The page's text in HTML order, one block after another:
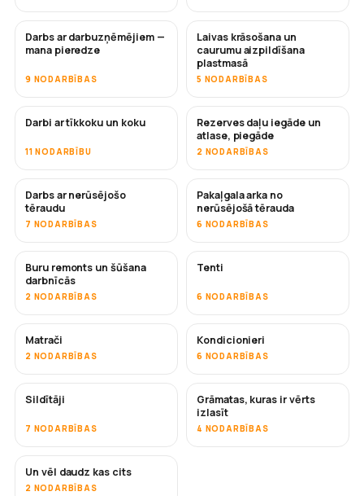
DRĪZUMĀ
Darbs ar darbuzņēmējiem —
mana pieredze
9 NODARBĪBAS
DRĪZUMĀ
Laivas krāsošana un
caurumu aizpildīšana
plastmasā
5 NODARBĪBAS
Darbi ar tīkkoku un koku
11 NODARBĪBU
DRĪZUMĀ
Rezerves daļu iegāde un
atlase, piegāde
2 NODARBĪBAS
DRĪZUMĀ
Darbs ar nerūsējošo
tēraudu
7 NODARBĪBAS
Pakaļgala arka no
nerūsējošā tērauda
6 NODARBĪBAS
DRĪZUMĀ
Buru remonts un šūšana
darbnīcās
2 NODARBĪBAS
Tenti
6 NODARBĪBAS
Matrači
2 NODARBĪBAS
DRĪZUMĀ
Kondicionieri
6 NODARBĪBAS
DRĪZUMĀ
Sildītāji
7 NODARBĪBAS
DRĪZUMĀ
Grāmatas, kuras ir vērts
izlasīt
4 NODARBĪBAS
DRĪZUMĀ
Un vēl daudz kas cits
2 NODARBĪBAS